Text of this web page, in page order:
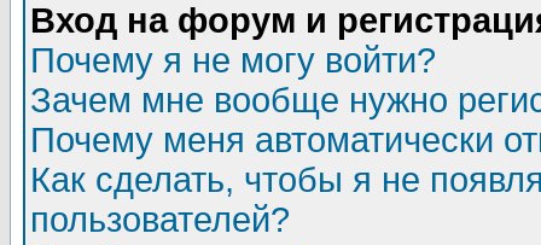
Вход на форум и
Почему я не могу войти?
Зачем мне вообще нужно
Почему меня автоматически
Как сделать, чтобы я не
пользователей?